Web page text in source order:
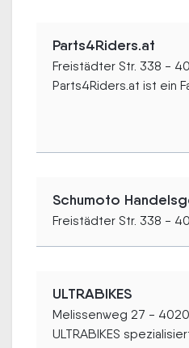
Parts4Riders.at
Freistädter Str. 338 -
Parts4Riders.at ist ein
Schumoto
Freistädter Str. 338 -
ULTRABIKES
Melissenweg 27 - 4020
ULTRABIKES